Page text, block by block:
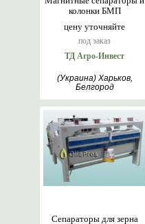
цену уточняйте
под заказ
колонки БМП
ТД Агро-Инвест
(Украина) Харьков,
Белгород
Сепараторы для зерна